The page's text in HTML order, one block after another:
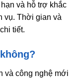
và hỗ trợ khắc
vụ. Thời gian và
tiết.
và công nghệ mới